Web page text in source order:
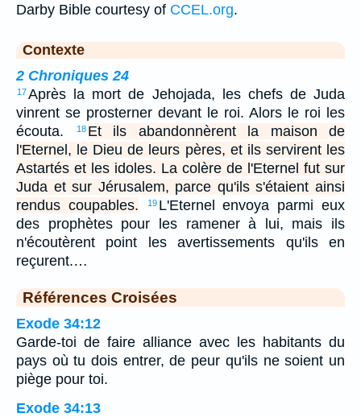
Darby Bible courtesy of CCEL.org.
Contexte
2 Chroniques 24
17Après la mort de Jehojada, les chefs de Juda
vinrent se prosterner devant le roi. Alors le roi les
écouta.
18 Et ils abandonnèrent la maison de
l'Eternel, le Dieu de leurs pères, et ils servirent les
Astartés et les idoles. La colère de l'Eternel fut sur
Juda et sur Jérusalem, parce qu'ils s'étaient ainsi
rendus coupables.
19 L'Eternel envoya parmi eux
des prophètes pour les ramener à lui, mais ils
n'écoutèrent point les avertissements qu'ils en
reçurent.…
Références Croisées
Exode 34:12
Garde-toi de faire alliance avec les habitants du
pays où tu dois entrer, de peur qu'ils ne soient un
piège pour toi.
Exode 34:13